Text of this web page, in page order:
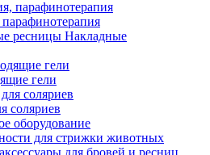
Накладные
гели
соляриев
оборудование
для стрижки животных
для бровей и ресниц